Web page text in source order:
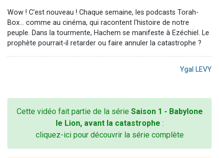
Wow ! C'est nouveau ! Chaque semaine, les podcasts Torah-
Box... comme au cinéma, qui racontent l'histoire de notre
peuple. Dans la tourmente, Hachem se manifeste à Ezéchiel. Le
prophète pourrait-il retarder ou faire annuler la catastrophe ?
Ygal LEVY
Cette vidéo fait partie de la série Saison 1 - Babylone
le Lion, avant la catastrophe :
cliquez-ici pour découvrir la série complète